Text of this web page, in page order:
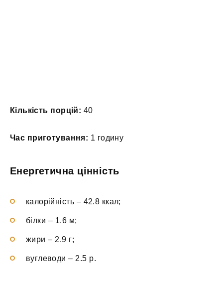
Кількість порцій: 40
Час приготування: 1 годину
Енергетична цінність
калорійність – 42.8 ккал;
білки – 1.6 м;
жири – 2.9 г;
вуглеводи – 2.5 р.